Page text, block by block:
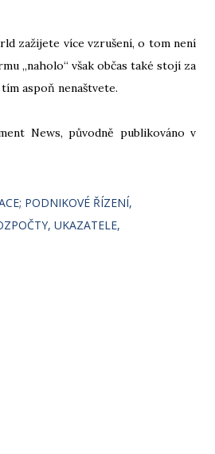
zažijete více vzrušení, o tom není
„naholo“ však občas také stojí za
aspoň nenaštvete.
News, původně publikováno v
PODNIKOVÉ ŘÍZENÍ
UKAZATELE